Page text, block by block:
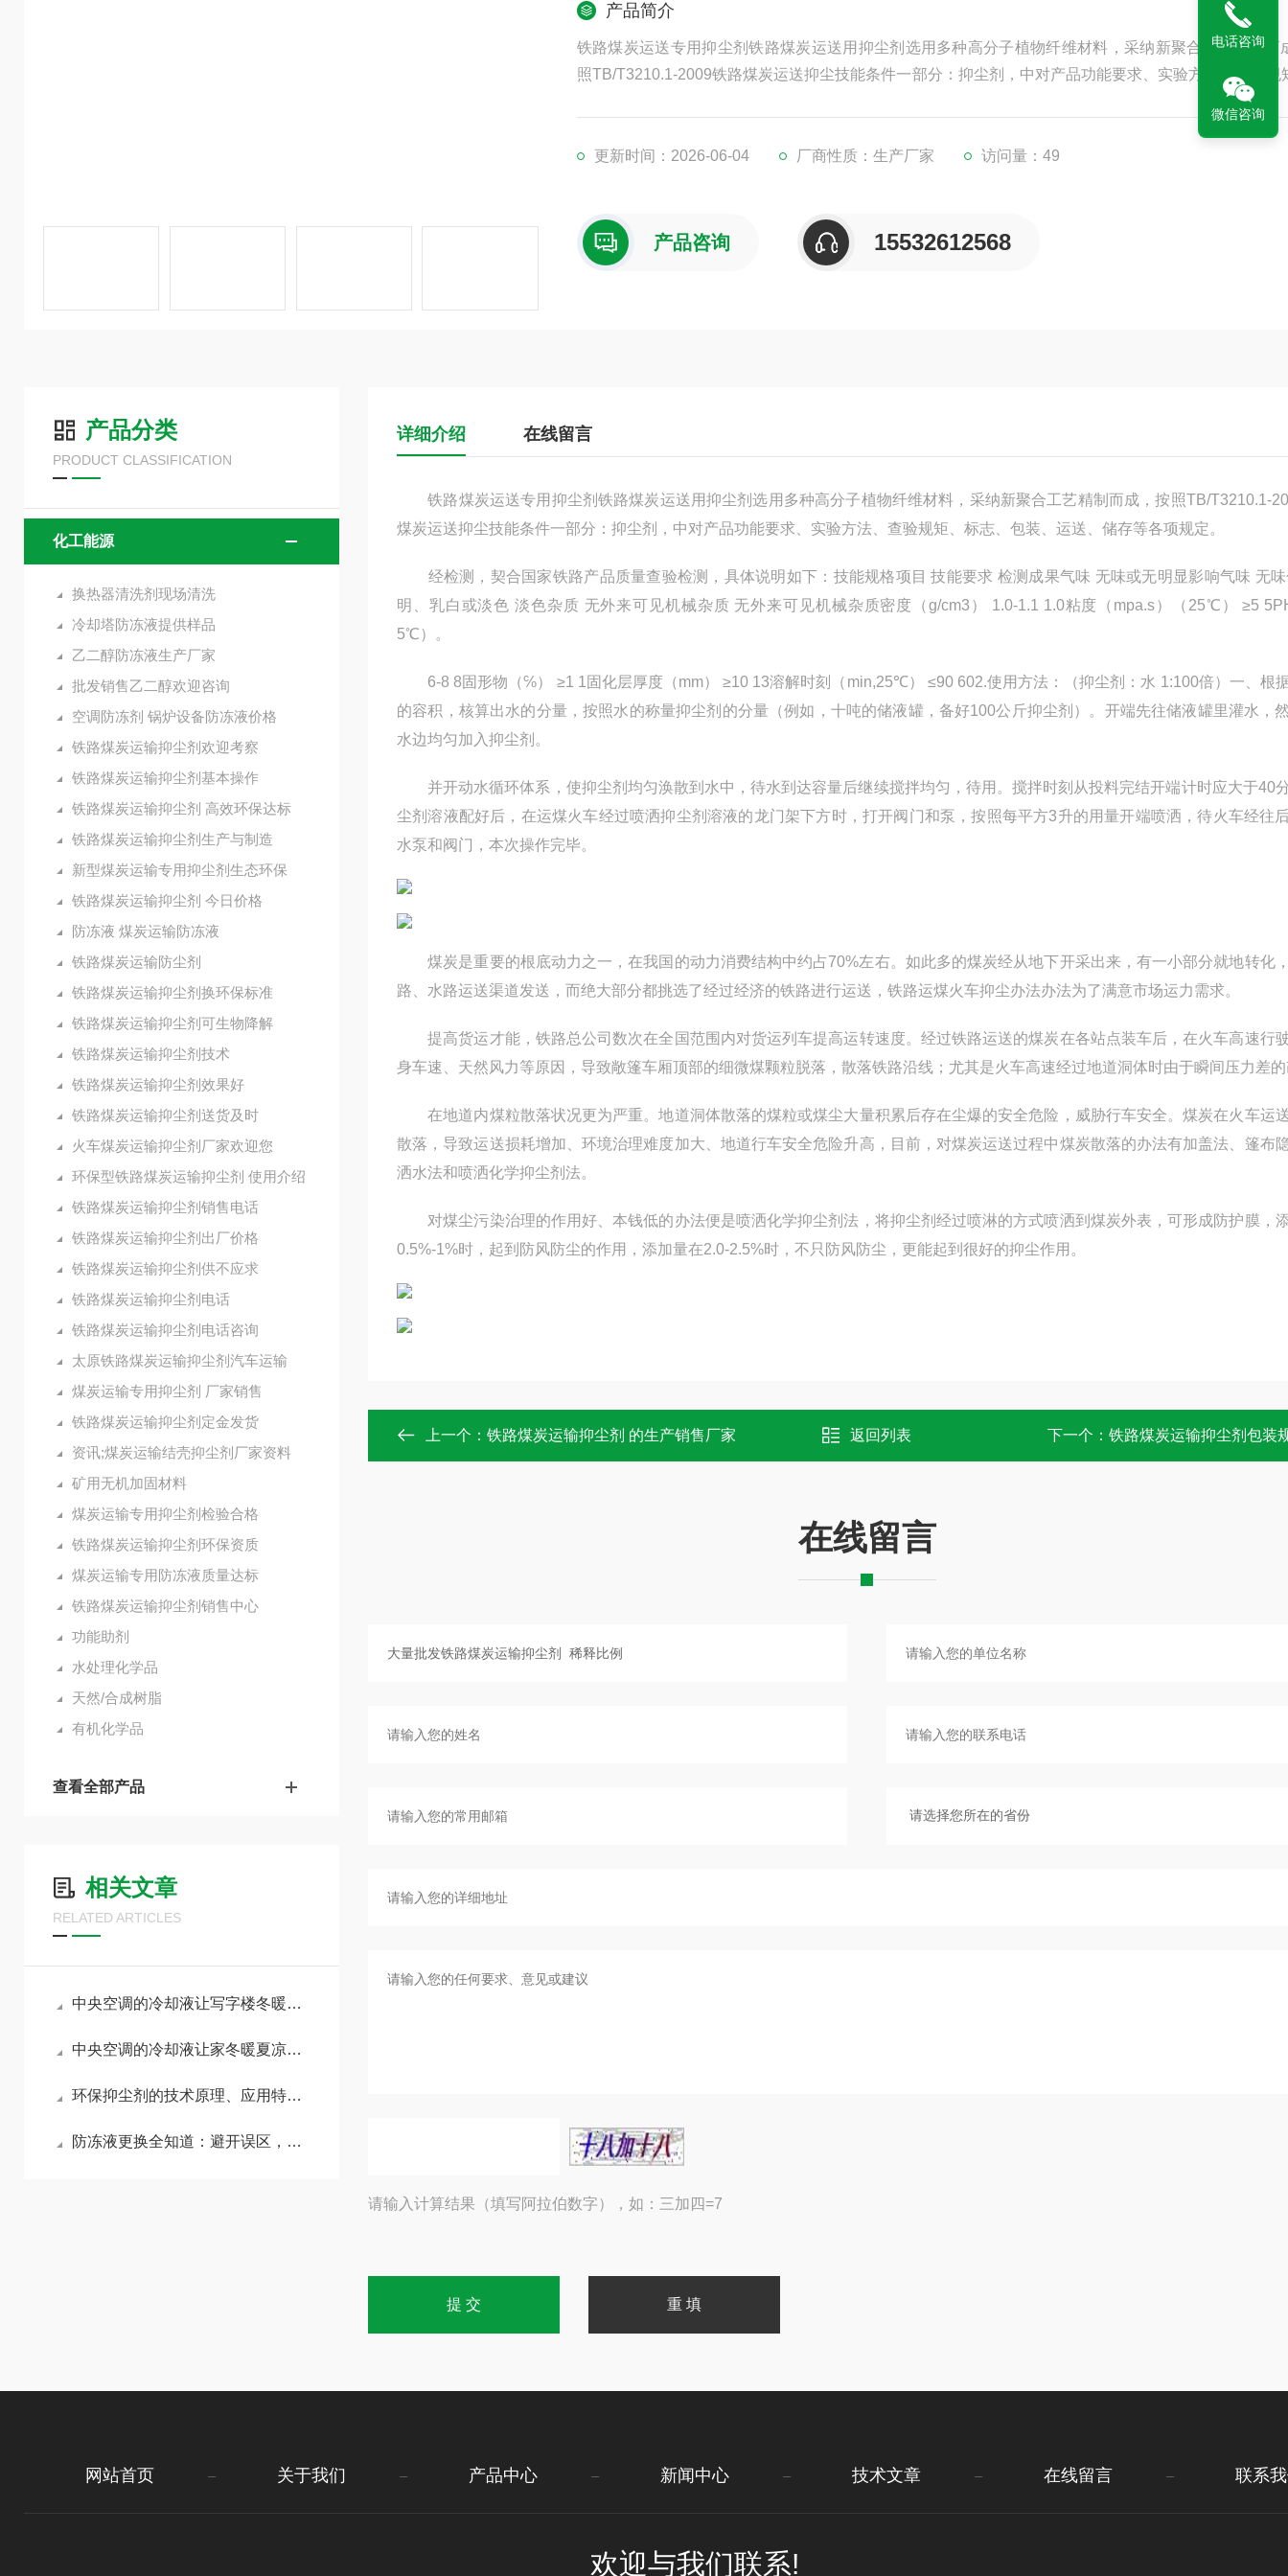
产品简介
铁路煤炭运送专用抑尘剂铁路煤炭运送用抑尘剂选用多种高分子植物纤维材料，采纳新聚合工艺精制而
照TB/T3210.1-2009铁路煤炭运送抑尘技能条件一部分：抑尘剂，中对产品功能要求、实验方法、查验规
更新时间：2026-06-04 厂商性质：生产厂家 访问量：49
产品咨询 15532612568
产品分类
PRODUCT CLASSIFICATION
化工能源
换热器清洗剂现场清洗
冷却塔防冻液提供样品
乙二醇防冻液生产厂家
批发销售乙二醇欢迎咨询
空调防冻剂 锅炉设备防冻液价格
铁路煤炭运输抑尘剂欢迎考察
铁路煤炭运输抑尘剂基本操作
铁路煤炭运输抑尘剂 高效环保达标
铁路煤炭运输抑尘剂生产与制造
新型煤炭运输专用抑尘剂生态环保
铁路煤炭运输抑尘剂 今日价格
防冻液 煤炭运输防冻液
铁路煤炭运输防尘剂
铁路煤炭运输抑尘剂换环保标准
铁路煤炭运输抑尘剂可生物降解
铁路煤炭运输抑尘剂技术
铁路煤炭运输抑尘剂效果好
铁路煤炭运输抑尘剂送货及时
火车煤炭运输抑尘剂厂家欢迎您
环保型铁路煤炭运输抑尘剂 使用介绍
铁路煤炭运输抑尘剂销售电话
铁路煤炭运输抑尘剂出厂价格
铁路煤炭运输抑尘剂供不应求
铁路煤炭运输抑尘剂电话
铁路煤炭运输抑尘剂电话咨询
太原铁路煤炭运输抑尘剂汽车运输
煤炭运输专用抑尘剂 厂家销售
铁路煤炭运输抑尘剂定金发货
资讯;煤炭运输结壳抑尘剂厂家资料
矿用无机加固材料
煤炭运输专用抑尘剂检验合格
铁路煤炭运输抑尘剂环保资质
煤炭运输专用防冻液质量达标
铁路煤炭运输抑尘剂销售中心
功能助剂
水处理化学品
天然/合成树脂
有机化学品
查看全部产品
相关文章
RELATED ARTICLES
中央空调的冷却液让写字楼冬暖夏凉的秘密
中央空调的冷却液让家冬暖夏凉的秘密
环保抑尘剂的技术原理、应用特性及发展趋势
防冻液更换全知道：避开误区，精准养护
详细介绍 在线留言
铁路煤炭运送专用抑尘剂铁路煤炭运送用抑尘剂选用多种高分子植物纤维材料，采纳新聚合工艺精制而成，按照TB/T3210.1-
煤炭运送抑尘技能条件一部分：抑尘剂，中对产品功能要求、实验方法、查验规矩、标志、包装、运送、储存等各项规定。
经检测，契合国家铁路产品质量查验检测，具体说明如下：技能规格项目 技能要求 检测成果气味 无味或无明显影响气味 无
明、乳白或淡色 淡色杂质 无外来可见机械杂质 无外来可见机械杂质密度（g/cm3） 1.0-1.1 1.0粘度（mpa.s）（25℃） ≥5
5℃）。
6-8 8固形物（℅） ≥1 1固化层厚度（mm） ≥10 13溶解时刻（min,25℃） ≤90 602.使用方法：（抑尘剂：水 1:100倍）一、根
的容积，核算出水的分量，按照水的称量抑尘剂的分量（例如，十吨的储液罐，备好100公斤抑尘剂）。开端先往储液罐里灌水，
水边均匀加入抑尘剂。
并开动水循环体系，使抑尘剂均匀涣散到水中，待水到达容量后继续搅拌均匀，待用。搅拌时刻从投料完结开端计时应大于40
尘剂溶液配好后，在运煤火车经过喷洒抑尘剂溶液的龙门架下方时，打开阀门和泵，按照每平方3升的用量开端喷洒，待火车经往
水泵和阀门，本次操作完毕。
煤炭是重要的根底动力之一，在我国的动力消费结构中约占70%左右。如此多的煤炭经从地下开采出来，有一小部分就地转化
路、水路运送渠道发送，而绝大部分都挑选了经过经济的铁路进行运送，铁路运煤火车抑尘办法办法为了满意市场运力需求。
提高货运才能，铁路总公司数次在全国范围内对货运列车提高运转速度。经过铁路运送的煤炭在各站点装车后，在火车高速行
身车速、天然风力等原因，导致敞篷车厢顶部的细微煤颗粒脱落，散落铁路沿线；尤其是火车高速经过地道洞体时由于瞬间压力差
在地道内煤粒散落状况更为严重。地道洞体散落的煤粒或煤尘大量积累后存在尘爆的安全危险，威胁行车安全。煤炭在火车运
散落，导致运送损耗增加、环境治理难度加大、地道行车安全危险升高，目前，对煤炭运送过程中煤炭散落的办法有加盖法、篷布
洒水法和喷洒化学抑尘剂法。
对煤尘污染治理的作用好、本钱低的办法便是喷洒化学抑尘剂法，将抑尘剂经过喷淋的方式喷洒到煤炭外表，可形成防护膜，
0.5%-1%时，起到防风防尘的作用，添加量在2.0-2.5%时，不只防风防尘，更能起到很好的抑尘作用。
上一个： 铁路煤炭运输抑尘剂 的生产销售厂家 返回列表 下一个： 铁路煤炭运输抑尘剂包装
在线留言
请输入计算结果（填写阿拉伯数字），如：三加四=7
网站首页 关于我们 产品中心 新闻中心 技术文章 在线留言 联系
欢迎与我们联系!
电话咨询
微信咨询